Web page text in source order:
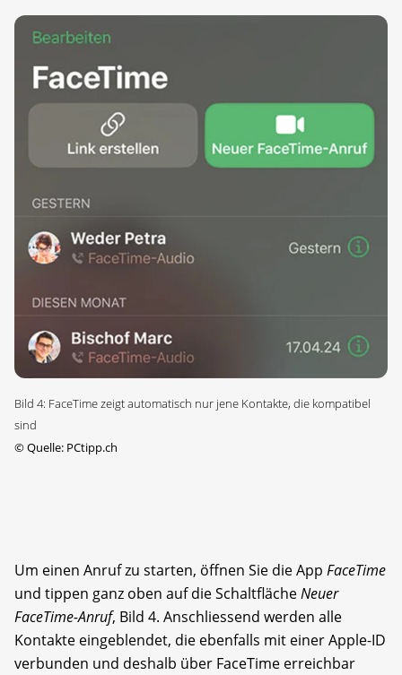
Bild 4: FaceTime zeigt automatisch nur jene Kontakte, die kompatibel
sind
©Quelle: PCtipp.ch
Um einen Anruf zu starten, öffnen Sie die App FaceTime
und tippen ganz oben auf die SchaltflächeNeuer
FaceTime-Anruf, Bild 4. Anschliessend werden alle
Kontakte eingeblendet, die ebenfalls mit einer Apple-ID
verbunden und deshalb über FaceTime erreichbar